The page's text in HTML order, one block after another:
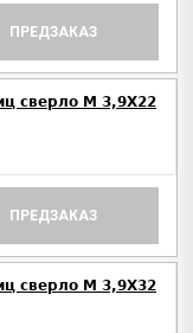
ПРЕДЗАКАЗ
сверло М 3,9Х22
ПРЕДЗАКАЗ
сверло М 3,9Х32